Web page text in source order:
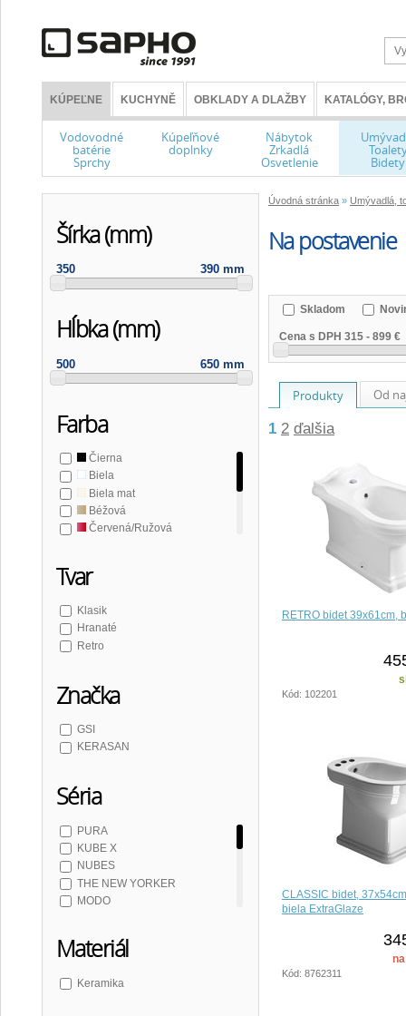
KÚPEĽNE KUCHYNĚ OBKLADY A DLAŽBY KATALÓGY,
Vodovodné
batérie
Sprchy
Kúpeľňové
doplnky
Nábytok
Zrkadlá
Osvetlenie Bidety
Úvodná stránka » Umývadlá,
Na postavenie
Šírka (mm)
350 390 mm
Hĺbka (mm)
500 650 mm
Farba
Čierna
Biela
Biela mat
Béžová
Červená/Ružová
Šedá
Tvar
Klasik
Hranaté
Retro
Značka
GSI
KERASAN
Séria
PURA
KUBE X
NUBES
THE NEW YORKER
MODO
CLASSIC
RETRO KERASAN
NUBES COLOR
Materiál
Keramika
Skladom
Cena s DPH 315 - 899 €
Produkty Od
1 2 ďalšia
RETRO bidet 39x61cm,
Kód: 102201
CLASSIC bidet,
biela ExtraGlaze
Kód: 8762311